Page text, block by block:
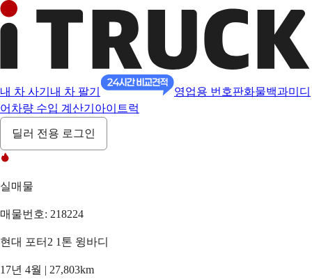
내 차 사기 내 차 팔기 영업용 번호판화물백과미디
어 차량 수입 계산기 아이트럭
딜러 전용 로그인
실매물
매물번호: 218224
현대 포터2 1톤 윙바디
17년 4월 | 27,803km